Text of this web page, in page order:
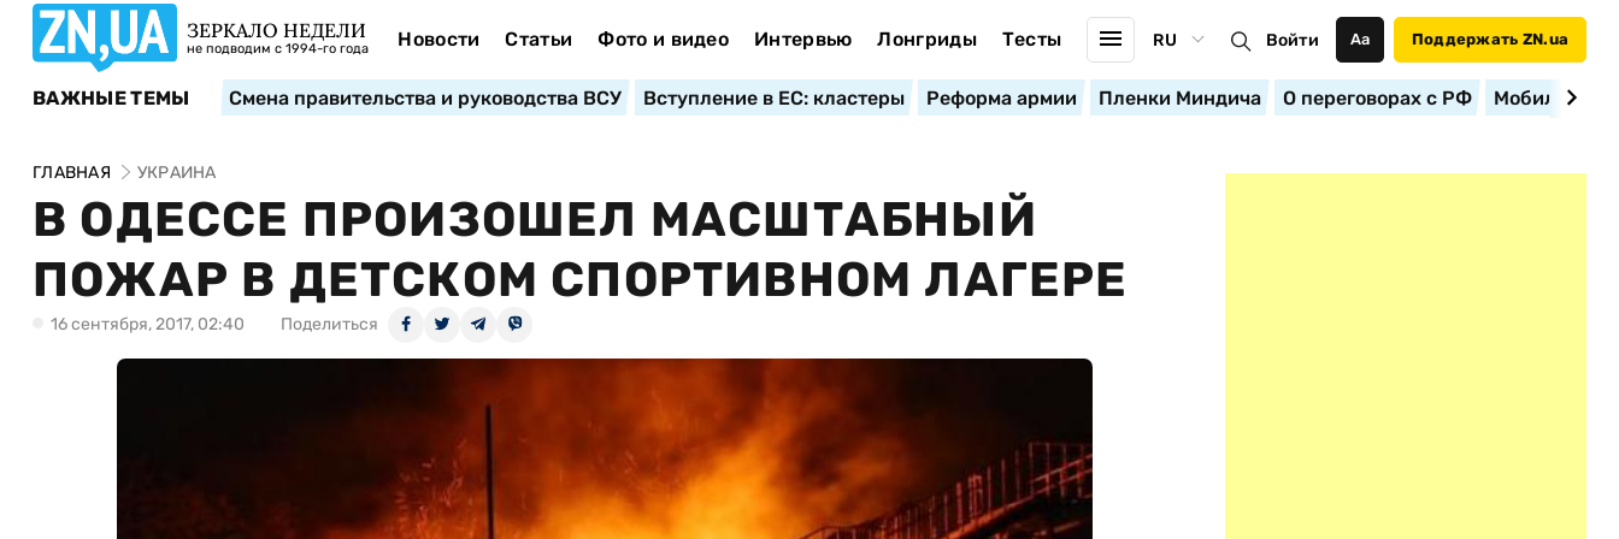
ЗЕРКАЛО НЕДЕЛИ
не подводим с 1994-го года Новости Статьи Фото и видео Интервью Лонгриды Тесты RU Войти Аа Поддержать ZN.ua
ВАЖНЫЕ ТЕМЫ Смена правительства и руководства ВСУ Вступление в ЕС: кластеры Реформа армии Пленки Миндича О переговорах с РФ
ГЛАВНАЯ УКРАИНА
В ОДЕССЕ ПРОИЗОШЕЛ МАСШТАБНЫЙ
ПОЖАР В ДЕТСКОМ СПОРТИВНОМ ЛАГЕРЕ
16 сентября, 2017, 02:40 Поделиться